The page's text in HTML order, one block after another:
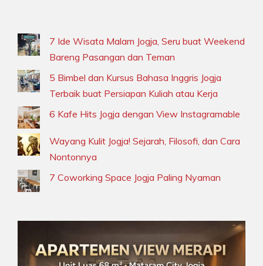
7 Ide Wisata Malam Jogja, Seru buat Weekend
Bareng Pasangan dan Teman
5 Bimbel dan Kursus Bahasa Inggris Jogja
Terbaik buat Persiapan Kuliah atau Kerja
6 Kafe Hits Jogja dengan View Instagramable
Wayang Kulit Jogja! Sejarah, Filosofi, dan Cara
Nontonnya
7 Coworking Space Jogja Paling Nyaman